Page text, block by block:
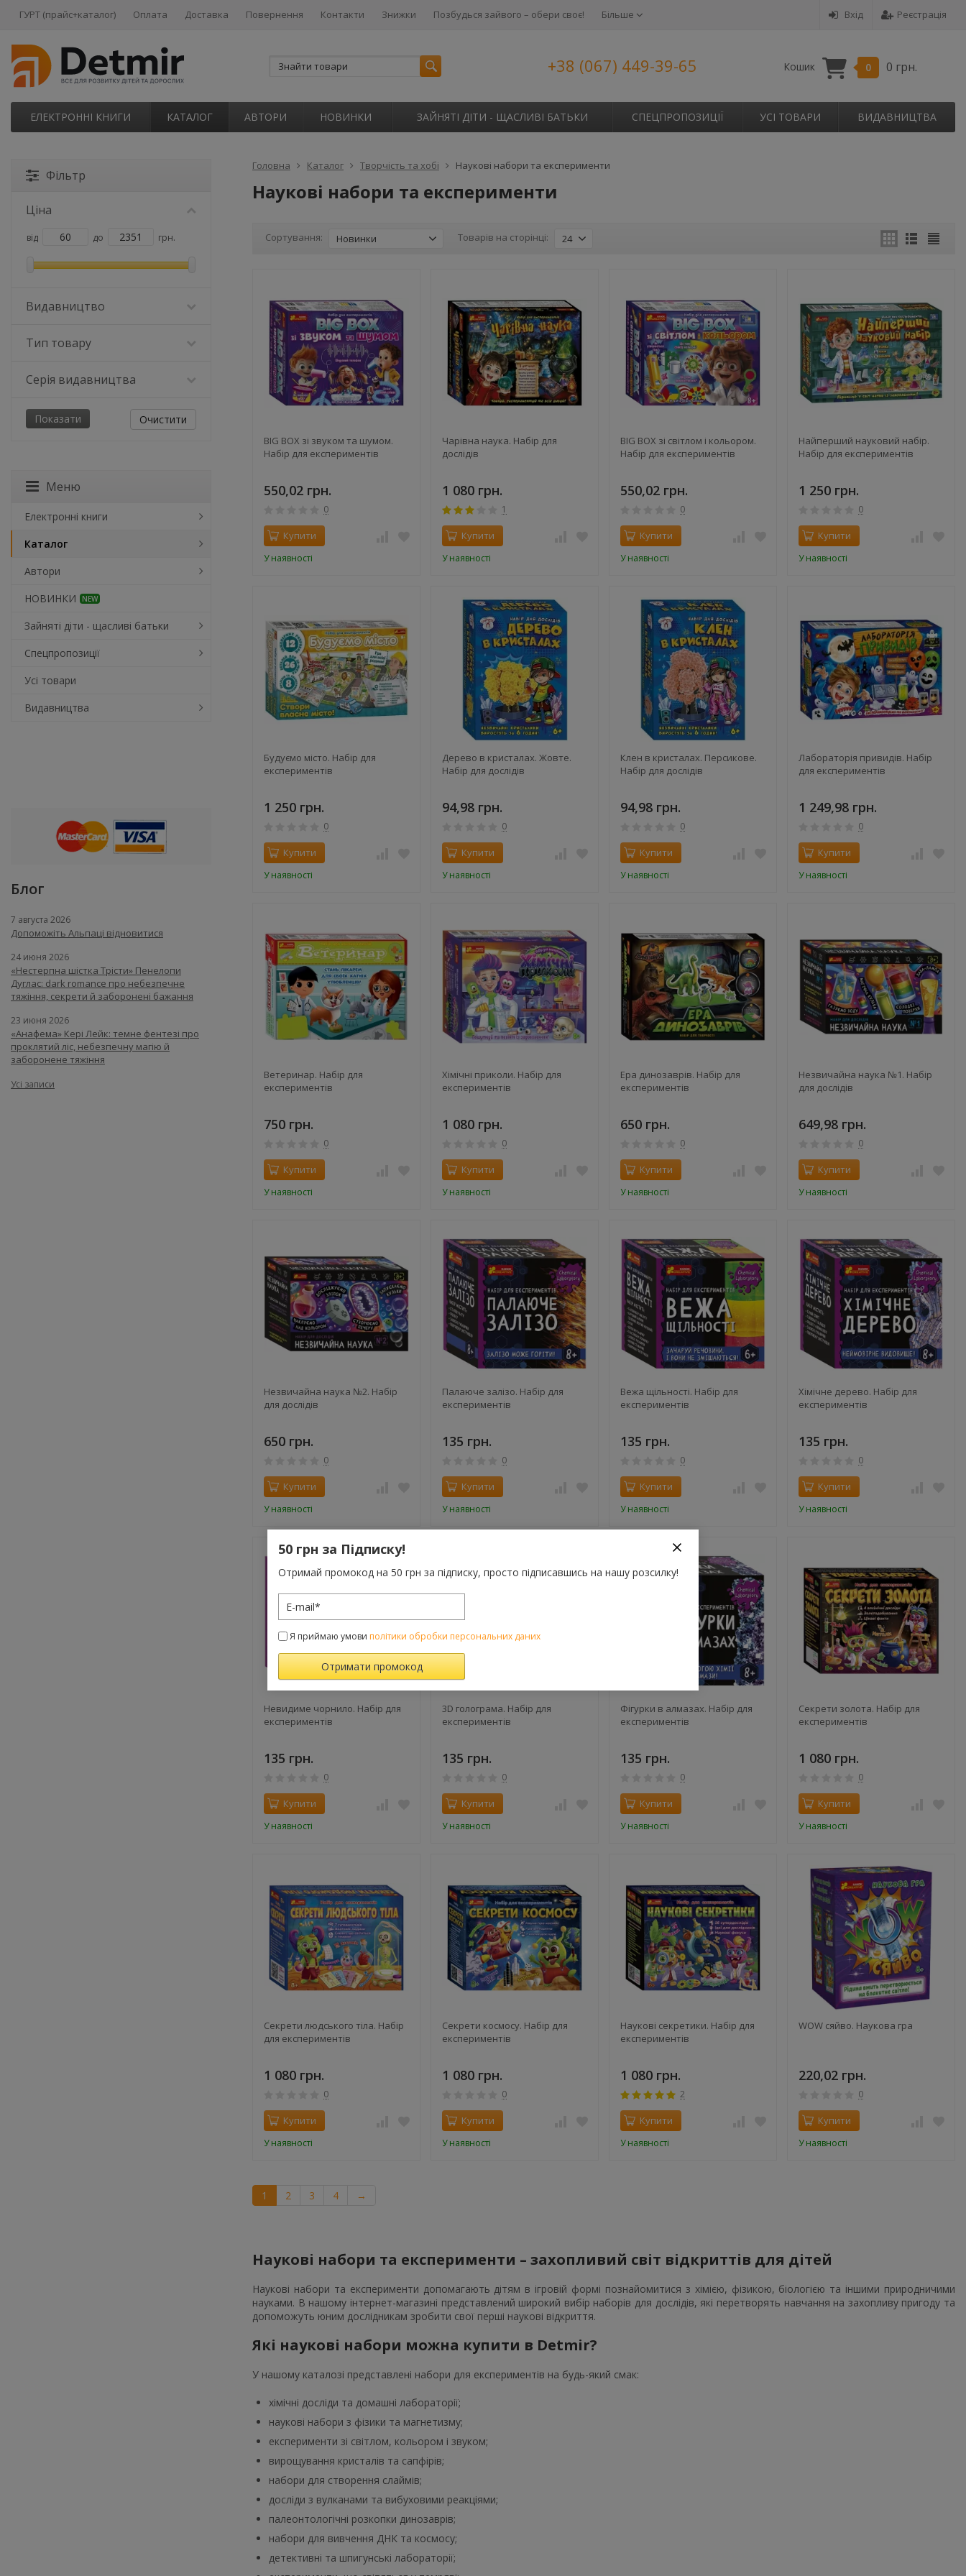
Вхід Реєстрація
ГУРТ (прайс+каталог) Оплата Доставка Повернення Контакти Знижки Позбудься зайвого – обери своє! Більше
+38 (067) 449-39-65 Кошик 0 0 грн.
ЕЛЕКТРОННІ КНИГИ КАТАЛОГ АВТОРИ НОВИНКИ ЗАЙНЯТІ ДІТИ - ЩАСЛИВІ БАТЬКИ СПЕЦПРОПОЗИЦІЇ УСІ ТОВАРИ ВИДАВНИЦТВА
Головна Каталог Творчість та хобі Наукові набори та експерименти
Наукові набори та експерименти
Сортування: Новинки Товарів на сторінці: 24
BIG BOX зі звуком та шумом.
Набір для експериментів
550,02 грн.
0
Купити
У наявності
Чарівна наука. Набір для
дослідів
1 080 грн.
1
Купити
У наявності
BIG BOX зі світлом і кольором.
Набір для експериментів
550,02 грн.
0
Купити
У наявності
Найперший науковий набір.
Набір для експериментів
1 250 грн.
0
Купити
У наявності
Будуємо місто. Набір для
експериментів
1 250 грн.
0
Купити
У наявності
Дерево в кристалах. Жовте.
Набір для дослідів
94,98 грн.
0
Купити
У наявності
Клен в кристалах. Персикове.
Набір для дослідів
94,98 грн.
0
Купити
У наявності
Лабораторія привидів. Набір
для експериментів
1 249,98 грн.
0
Купити
У наявності
Ветеринар. Набір для
експериментів
750 грн.
0
Купити
У наявності
Хімічні приколи. Набір для
експериментів
1 080 грн.
0
Купити
У наявності
Ера динозаврів. Набір для
експериментів
650 грн.
0
Купити
У наявності
Незвичайна наука №1. Набір
для дослідів
649,98 грн.
0
Купити
У наявності
Незвичайна наука №2. Набір
для дослідів
650 грн.
0
Купити
У наявності
Палаюче залізо. Набір для
експериментів
135 грн.
0
Купити
У наявності
Вежа щільності. Набір для
експериментів
135 грн.
0
Купити
У наявності
Хімічне дерево. Набір для
експериментів
135 грн.
0
Купити
У наявності
Невидиме чорнило. Набір для
експериментів
135 грн.
0
Купити
У наявності
3D голограма. Набір для
експериментів
135 грн.
0
Купити
У наявності
Фігурки в алмазах. Набір для
експериментів
135 грн.
0
Купити
У наявності
Секрети золота. Набір для
експериментів
1 080 грн.
0
Купити
У наявності
Секрети людського тіла. Набір
для експериментів
1 080 грн.
0
Купити
У наявності
Секрети космосу. Набір для
експериментів
1 080 грн.
0
Купити
У наявності
Наукові секретики. Набір для
експериментів
1 080 грн.
2
Купити
У наявності
WOW сяйво. Наукова гра
220,02 грн.
0
Купити
У наявності
1 2 3 4 →
Наукові набори та експерименти – захопливий світ відкриттів для дітей
Наукові набори та експерименти допомагають дітям в ігровій формі познайомитися з хімією, фізикою, біологією та іншими природничими
науками. В нашому інтернет-магазині представлений широкий вибір наборів для дослідів, які перетворять навчання на захопливу пригоду та
допоможуть юним дослідникам зробити свої перші наукові відкриття.
Які наукові набори можна купити в Detmir?
У нашому каталозі представлені набори для експериментів на будь-який смак:
хімічні досліди та домашні лабораторії;
наукові набори з фізики та магнетизму;
експерименти зі світлом, кольором і звуком;
вирощування кристалів та сапфірів;
набори для створення слаймів;
досліди з вулканами та вибуховими реакціями;
палеонтологічні розкопки динозаврів;
набори для вивчення ДНК та космосу;
детективні та шпигунські лабораторії;
Фільтр
Ціна
від до грн.
Видавництво
Тип товару
Серія видавництва
Очистити
Меню
Електронні книги
Каталог
Автори
НОВИНКИ
NEW
Зайняті діти - щасливі батьки
Спецпропозиції
Усі товари
Видавництва
Блог
7 августа 2026
Допоможіть Альпаці відновитися
24 июня 2026
«Нестерпна шістка Трісти» Пенелопи
Дуглас: dark romance про небезпечне
тяжіння, секрети й заборонені бажання
23 июня 2026
«Анафема» Кері Лейк: темне фентезі про
проклятий ліс, небезпечну магію й
заборонене тяжіння
Усі записи
50 грн за Підписку!
Отримай промокод на 50 грн за підписку, просто підписавшись на нашу розсилку!
Я приймаю умови політики обробки персональних даних